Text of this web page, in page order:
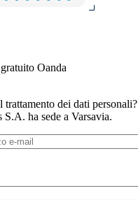
Oanda
trattamento dei dati personali?
ha sede a Varsavia.